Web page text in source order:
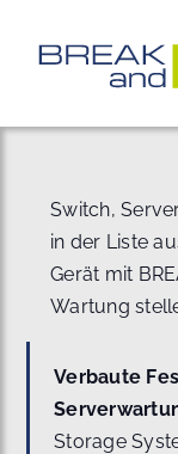
springen
Switch,
in der Liste
Gerät mit
Wartung
Verbaute
Storage